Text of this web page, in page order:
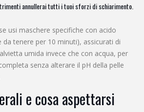
annullerai tutti i tuoi sforzi di schiarimento.
usi maschere specifiche con acido
da tenere per 10 minuti), assicurati di
umida invece che con acqua, per
senza alterare il pH della pelle
e cosa aspettarsi